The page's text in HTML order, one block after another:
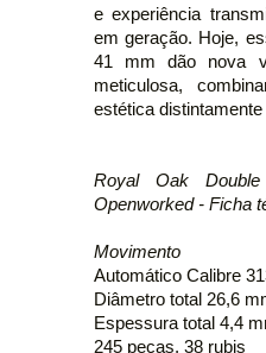
e experiência
em geração. Hoje,
41 mm dão nova
meticulosa,
estética
Royal Oak
Openworked - Ficha
Movimento
Automático Calibre
Diâmetro total 26,6
Espessura total 4,4
245 peças, 38 rubis